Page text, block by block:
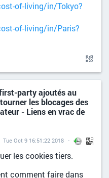
of-living/in/Tokyo?
of-living/in/Paris?
party ajoutés au
les blocages des
- Liens en vrac de
Tue Oct 9 16:51:22 2018
les cookies tiers.
comment faire dans